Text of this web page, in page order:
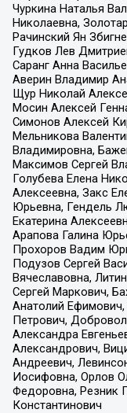
Чуркина Наталья
Николаевна,
Рачинский Ян
Гудков Лев
Саранг Анна
Аверин Владимир
Щур Николай
Мосин Алексей
Симонов Алексей
Мельникова
Владимировна,
Максимов Сергей
Голубева Елена
Алексеевна, Закс
Юрьевна, Гендель
Екатерина
Арапова Галина
Прохоров Вадим
Подузов Сергей
Вячеславовна,
Сергей Маркович,
Анатолий
Петрович,
Александра
Александрович,
Андреевич,
Иосифовна, Орлов
Федоровна, Резник
Константинович